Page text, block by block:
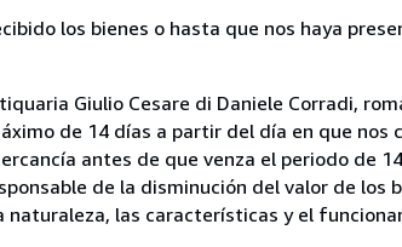
los bienes o hasta que nos haya
Giulio Cesare di Daniele Corradi,
de 14 días a partir del día en que
antes de que venza el periodo de
de la disminución del valor de los
las características y el